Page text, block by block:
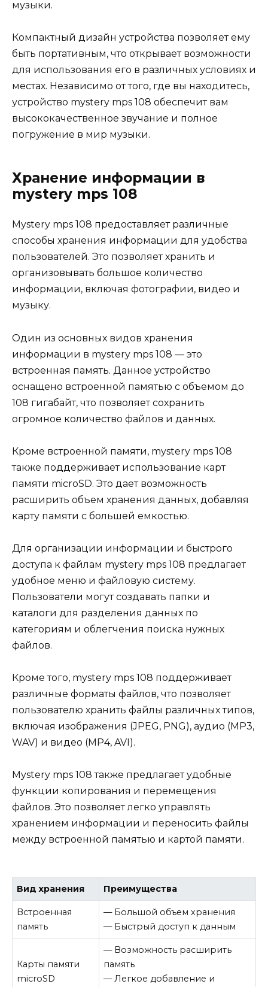
музыки.
Компактный дизайн устройства позволяет ему
быть портативным, что открывает возможности
для использования его в различных условиях и
местах. Независимо от того, где вы находитесь,
устройство mystery mps 108 обеспечит вам
высококачественное звучание и полное
погружение в мир музыки.
Хранение информации в
mystery mps 108
Мystery mps 108 предоставляет различные
способы хранения информации для удобства
пользователей. Это позволяет хранить и
организовывать большое количество
информации, включая фотографии, видео и
музыку.
Один из основных видов хранения
информации в mystery mps 108 — это
встроенная память. Данное устройство
оснащено встроенной памятью с объемом до
108 гигабайт, что позволяет сохранить
огромное количество файлов и данных.
Кроме встроенной памяти, mystery mps 108
также поддерживает использование карт
памяти microSD. Это дает возможность
расширить объем хранения данных, добавляя
карту памяти с большей емкостью.
Для организации информации и быстрого
доступа к файлам mystery mps 108 предлагает
удобное меню и файловую систему.
Пользователи могут создавать папки и
каталоги для разделения данных по
категориям и облегчения поиска нужных
файлов.
Кроме того, mystery mps 108 поддерживает
различные форматы файлов, что позволяет
пользователю хранить файлы различных типов,
включая изображения (JPEG, PNG), аудио (MP3,
WAV) и видео (MP4, AVI).
Мystery mps 108 также предлагает удобные
функции копирования и перемещения
файлов. Это позволяет легко управлять
хранением информации и переносить файлы
между встроенной памятью и картой памяти.
Вид хранения Преимущества
Встроенная
память
— Большой объем хранения
— Быстрый доступ к данным
Карты памяти
microSD
— Возможность расширить
память
— Легкое добавление и